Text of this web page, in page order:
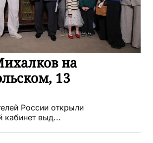
на
13
России открыли
кабинет выд...